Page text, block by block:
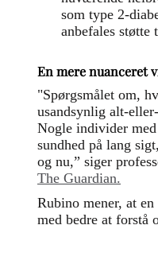
som type 2-
anbefales
En mere nuanceret
"Spørgsmålet om,
usandsynlig alt-
Nogle individer
sundhed på lang
og nu,” siger
The Guardian.
Rubino mener, at
med bedre at forstå